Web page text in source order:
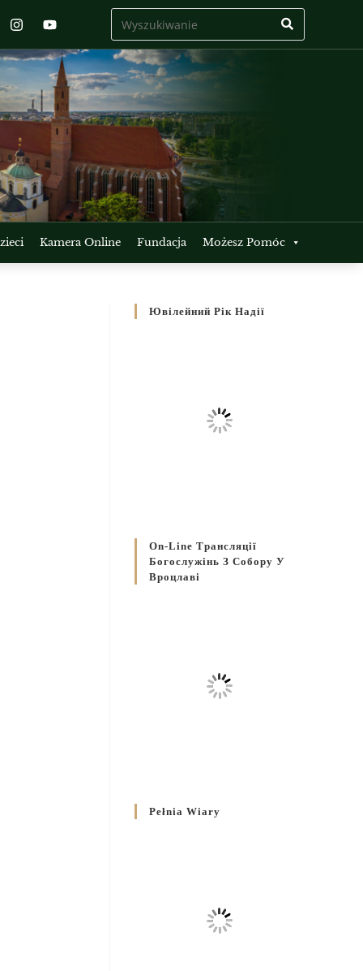
Kamera Online Fundacja Możesz Pomóc
Ювілейний Рік Надії
On-Line Трансляції
Богослужінь З Собору У
Вроцлаві
Pełnia Wiary